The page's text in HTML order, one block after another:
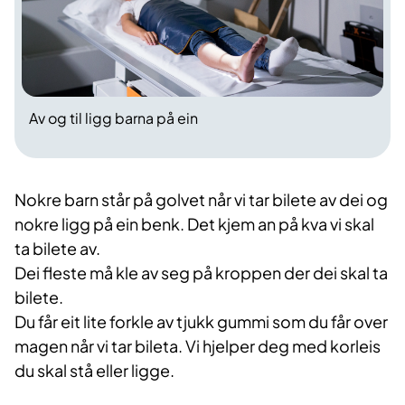
Av og til ligg barna på ein
Nokre barn står på golvet når vi tar bilete av dei og
nokre ligg på ein benk. Det kjem an på kva vi skal
ta bilete av.
Dei fleste må kle av seg på kroppen der dei skal ta
bilete.
Du får eit lite forkle av tjukk gummi som du får over
magen når vi tar bileta. Vi hjelper deg med korleis
du skal stå eller ligge.